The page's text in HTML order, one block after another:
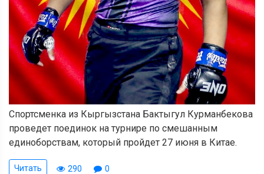
Спортсменка из Кыргызстана Бактыгул Курманбекова
проведет поединок на турнире по смешанным
единоборствам, который пройдет 27 июня в Китае.
Читать 290 0